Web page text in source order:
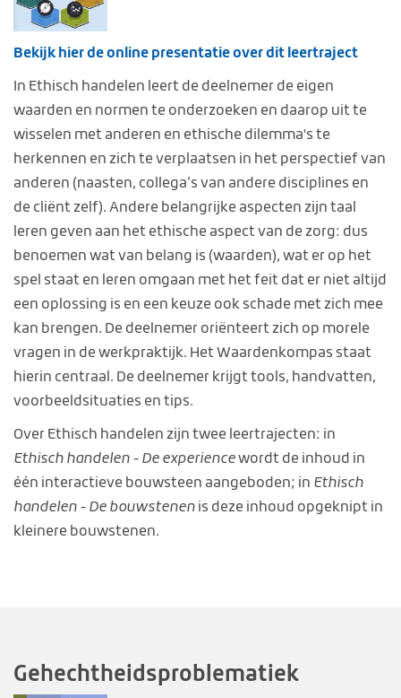
Bekijk hier de online presentatie over dit leertraject
In Ethisch handelen leert de deelnemer de eigen
waarden en normen te onderzoeken en daarop uit te
wisselen met anderen en ethische dilemma's te
herkennen en zich te verplaatsen in het perspectief van
anderen (naasten, collega’s van andere disciplines en
de cliënt zelf). Andere belangrijke aspecten zijn taal
leren geven aan het ethische aspect van de zorg: dus
benoemen wat van belang is (waarden), wat er op het
spel staat en leren omgaan met het feit dat er niet altijd
een oplossing is en een keuze ook schade met zich mee
kan brengen. De deelnemer oriënteert zich op morele
vragen in de werkpraktijk. Het Waardenkompas staat
hierin centraal. De deelnemer krijgt tools, handvatten,
voorbeeldsituaties en tips.
Over Ethisch handelen zijn twee leertrajecten: in
Ethisch handelen - De experiencewordt de inhoud in
één interactieve bouwsteen aangeboden; in Ethisch
handelen - De bouwstenen is deze inhoud opgeknipt in
kleinere bouwstenen.
Gehechtheidsproblematiek